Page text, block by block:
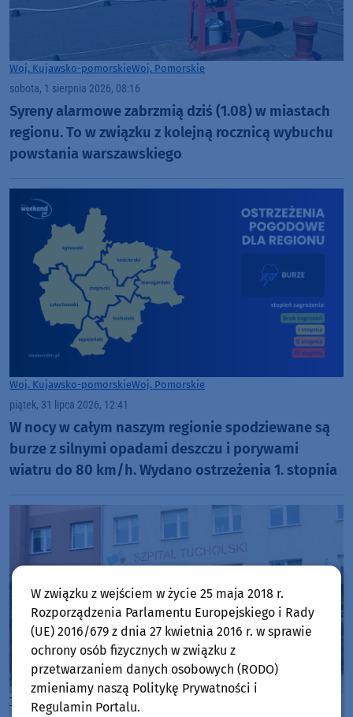
Woj. Kujawsko-pomorskieWoj. Pomorskie
sobota, 1 sierpnia 2026, 08:16
Syreny alarmowe zabrzmią dziś (1.08) w miastach
regionu. To w związku z kolejną rocznicą wybuchu
powstania warszawskiego
Woj. Kujawsko-pomorskieWoj. Pomorskie
piątek, 31 lipca 2026, 12:41
W nocy w całym naszym regionie spodziewane są
burze z silnymi opadami deszczu i porywami
wiatru do 80 km/h. Wydano ostrzeżenia 1. stopnia
Tuchola
W związku z wejściem w życie 25 maja 2018 r.
Rozporządzenia Parlamentu Europejskiego i Rady
(UE) 2016/679 z dnia 27 kwietnia 2016 r. w sprawie
ochrony osób fizycznych w związku z
przetwarzaniem danych osobowych (RODO)
zmieniamy naszą Politykę Prywatności i
Regulamin Portalu.